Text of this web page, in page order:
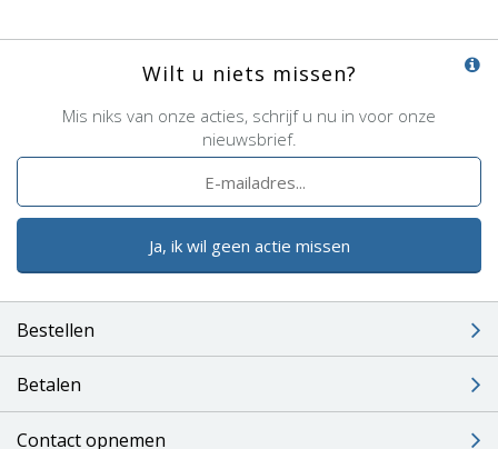
Wilt u niets missen?
Mis niks van onze acties, schrijf u nu in voor onze
nieuwsbrief.
Ja, ik wil geen actie missen
Bestellen
Betalen
Contact opnemen